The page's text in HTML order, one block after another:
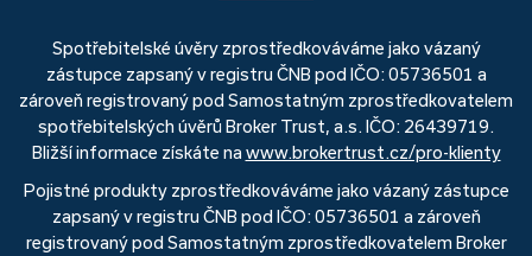
Spotřebitelské úvěry zprostředkováváme jako vázaný
zástupce zapsaný v registru ČNB pod IČO: 05736501 a
zároveň registrovaný pod Samostatným zprostředkovatelem
spotřebitelských úvěrů Broker Trust, a.s. IČO: 26439719.
Bližší informace získáte na www.brokertrust.cz/pro-klienty
Pojistné produkty zprostředkováváme jako vázaný zástupce
zapsaný v registru ČNB pod IČO: 05736501 a zároveň
registrovaný pod Samostatným zprostředkovatelem Broker